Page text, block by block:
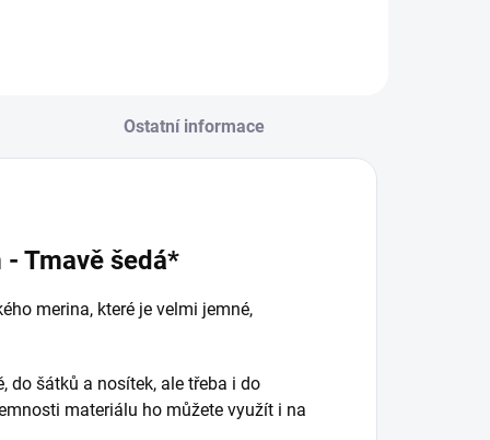
Ostatní informace
Tmavě šedá*
merina, které je velmi jemné,
do šátků a nosítek, ale třeba i do
materiálu ho můžete využít i na